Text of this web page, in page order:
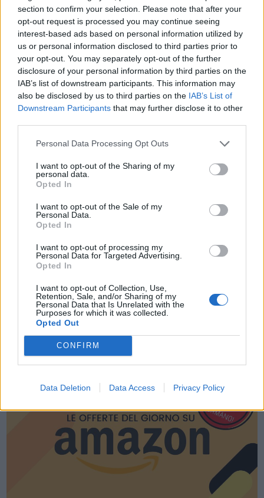
section to confirm your selection. Please note that after your
opt-out request is processed you may continue seeing
interest-based ads based on personal information utilized by
us or personal information disclosed to third parties prior to
your opt-out. You may separately opt-out of the further
disclosure of your personal information by third parties on the
IAB’s list of downstream participants. This information may
also be disclosed by us to third parties on the IAB’s List of
Downstream Participants that may further disclose it to other
Personal Data Processing Opt Outs
I want to opt-out of the Sharing of my
personal data.
Opted In
I want to opt-out of the Sale of my
Personal Data.
Opted In
I want to opt-out of processing my
Personal Data for Targeted Advertising.
Opted In
I want to opt-out of Collection, Use,
Retention, Sale, and/or Sharing of my
Personal Data that Is Unrelated with the
Purposes for which it was collected.
Opted Out
CONFIRM
Data Deletion Data Access Privacy Policy
E-mail LinkedIn Facebook X
Mastodon Telegram WhatsApp
Stampa Altro
Vuoi ricevere gli aggiornamenti delle news di TecnoGazzetta?
Inserisci nome ed indirizzo E-Mail:
Acconsento al trattamento dei dati personali ( Info Privacy
LE MIGLIORI OFFERTE AMAZON